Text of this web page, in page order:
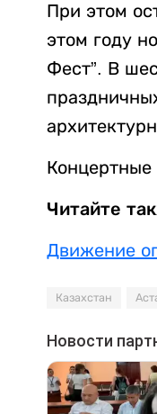
При этом
этом году
Фест”. В
Читайте
Движение
Казахстан